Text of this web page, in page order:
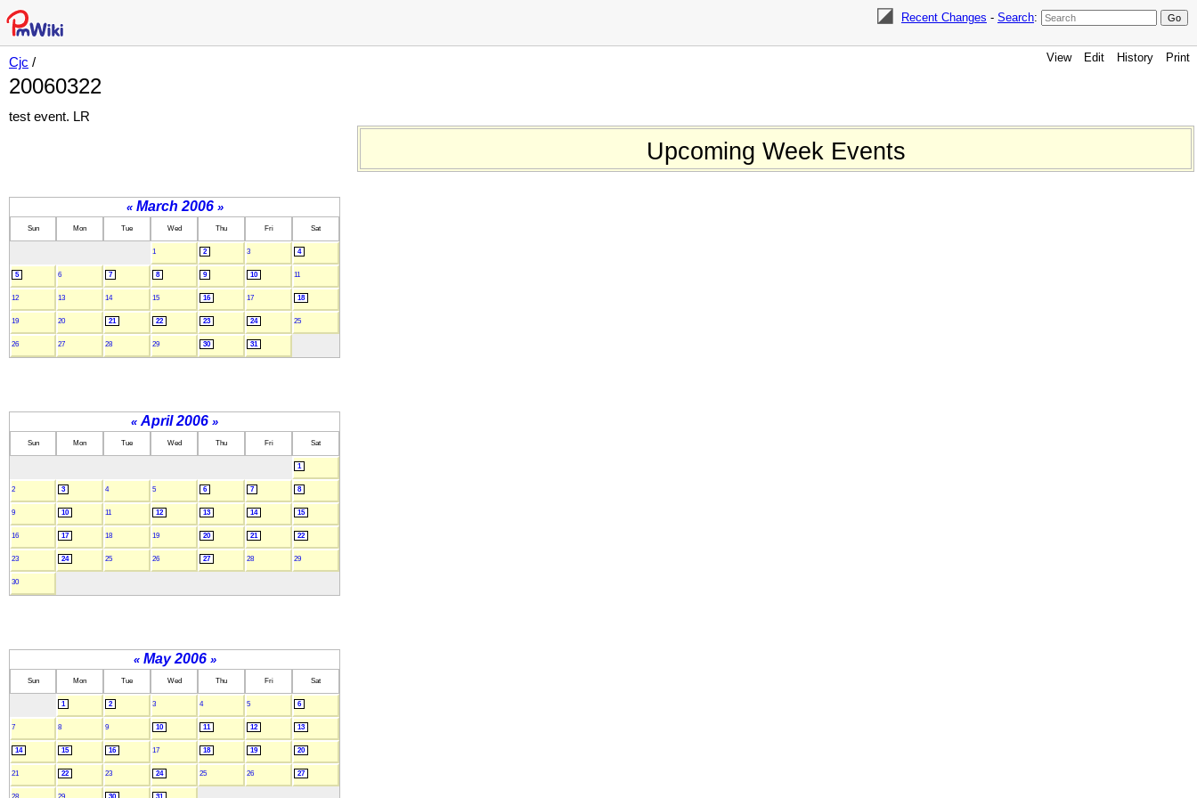
Recent Changes - Search:
View Edit History Print
Cjc /
20060322
test event. LR
Upcoming Week Events
« March 2006 »
Sun Mon Tue Wed Thu Fri Sat
1 2 3 4
5 6 7 8 9 10 11
12 13 14 15 16 17 18
19 20 21 22 23 24 25
26 27 28 29 30 31
« April 2006 »
Sun Mon Tue Wed Thu Fri Sat
1
2 3 4 5 6 7 8
9 10 11 12 13 14 15
16 17 18 19 20 21 22
23 24 25 26 27 28 29
30
« May 2006 »
Sun Mon Tue Wed Thu Fri Sat
1 2 3 4 5 6
7 8 9 10 11 12 13
14 15 16 17 18 19 20
21 22 23 24 25 26 27